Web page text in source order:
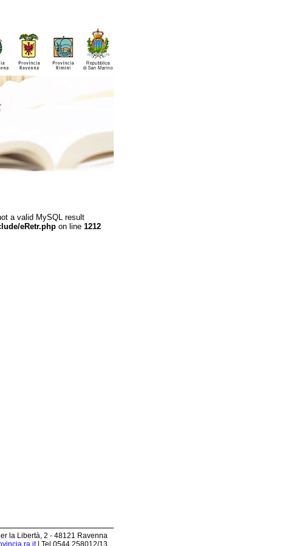
a valid MySQL result
eRetr.php on line 1212
la Libertà, 2 - 48121 Ravenna
| Tel 0544.258012/13